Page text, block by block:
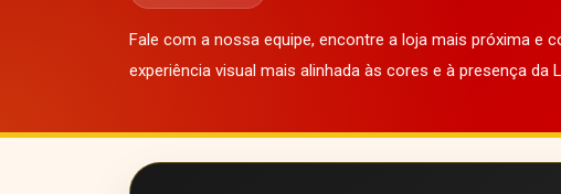
Fale com a nossa equipe, encontre a loja mais próxima
experiência visual mais alinhada às cores e à presença da